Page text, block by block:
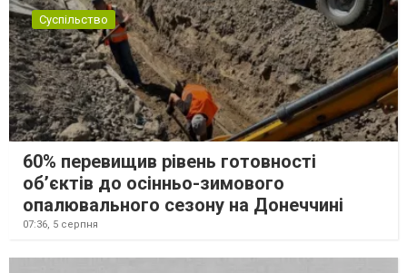
Суспільство
60% перевищив рівень готовності
об’єктів до осінньо-зимового
опалювального сезону на Донеччині
07:36, 5 серпня